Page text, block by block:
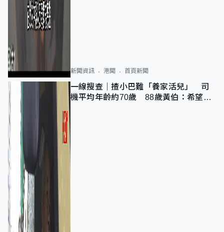
新聞資訊 港聞 首頁新聞
一線搜查｜揸小巴難「養家活兒」 司
機平均年齡約70歲 88歲黃伯：希望一